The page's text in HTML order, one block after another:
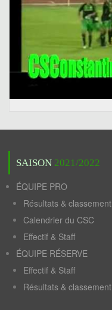
SAISON 2021/2022
ÉQUIPE PRO
Résultats & classement
Calendrier du CSC
Effectif & Staff
ÉQUIPE RÉSERVE
Effectif & Staff
Résultats & classement